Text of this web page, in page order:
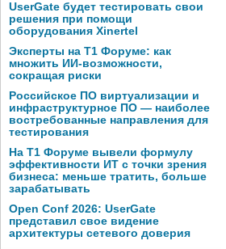
UserGate будет тестировать свои
решения при помощи
оборудования Xinertel
Эксперты на Т1 Форуме: как
множить ИИ-возможности,
сокращая риски
Российское ПО виртуализации и
инфраструктурное ПО — наиболее
востребованные направления для
тестирования
На Т1 Форуме вывели формулу
эффективности ИТ с точки зрения
бизнеса: меньше тратить, больше
зарабатывать
Open Conf 2026: UserGate
представил свое видение
архитектуры сетевого доверия